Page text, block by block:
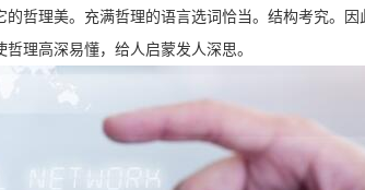
哲理美。充满哲理的语言选词恰当。结构考究。
理高深易懂，给人启蒙发人深思。